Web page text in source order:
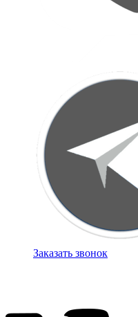
Заказать звонок